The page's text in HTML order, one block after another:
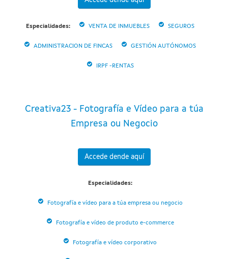
Especialidades: VENTA DE INMUEBLES SEGUROS
ADMINISTRACION DE FINCAS GESTIÓN AUTÓNOMOS
IRPF -RENTAS
Creativa23 - Fotografía e Vídeo para a túa
Empresa ou Negocio
Accede dende aquí
Especialidades:
Fotografía e vídeo para a túa empresa ou negocio
Fotografía e vídeo de produto e-commerce
Fotografía e vídeo corporativo